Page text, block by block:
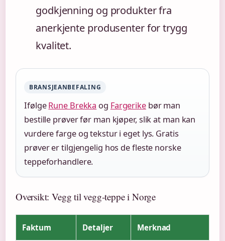
godkjenning og produkter fra
anerkjente produsenter for trygg
kvalitet.
BRANSJEANBEFALING
IfølgeRune Brekka og Fargerikebør man
bestille prøver før man kjøper, slik at man kan
vurdere farge og tekstur i eget lys. Gratis
prøver er tilgjengelig hos de fleste norske
teppeforhandlere.
Oversikt: Vegg til vegg-teppe i Norge
Faktum Detaljer Merknad